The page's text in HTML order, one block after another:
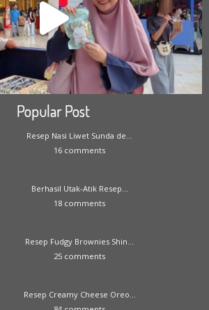
Popular Post
Resep Nasi Liwet Sunda de...
16 comments
Berhasil Utak-Atik Resep...
18 comments
Resep Fudgy Brownies Shin...
25 comments
Resep Creamy Cheese Oreo...